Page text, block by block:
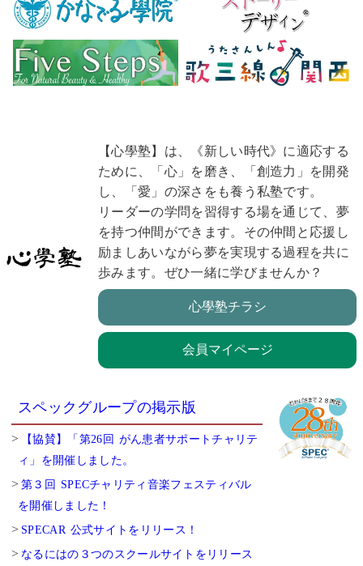
【心學塾】は、《新しい時代》に適応する
ために、「心」を磨き、「創造力」を開発
し、「愛」の深さをも養う私塾です。
リーダーの学問を習得する場を通じて、夢
を持つ仲間ができます。その仲間と応援し
励ましあいながら夢を実現する過程を共に
歩みます。ぜひ一緒に学びませんか？
心學塾チラシ
会員マイページ
スペックグループの掲示版
【協賛】「第26回 がん患者サポートチャリテ
ィ」を開催しました。
第３回 SPECチャリティ音楽フェスティバル
を開催しました！
SPECAR 公式サイトをリリース！
なるにはの３つのスクールサイトをリリース